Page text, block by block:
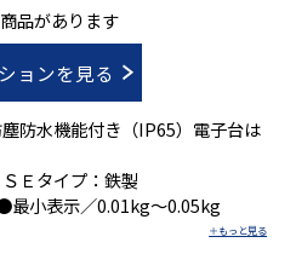
品があります
ョンを見る
防水機能付き（IP65）電子台は
Ｅタイプ：鉄製
小表示／0.01kg～0.05kg